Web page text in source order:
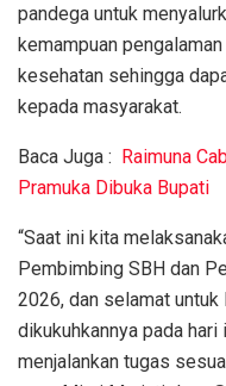
pandega untuk
kemampuan
kesehatan sehingga
kepada masyarakat.
Baca Juga : Raimuna
Pramuka Dibuka Bupati
“Saat ini kita
Pembimbing SBH dan
2026, dan selamat
dikukuhkannya pada
menjalankan tugas